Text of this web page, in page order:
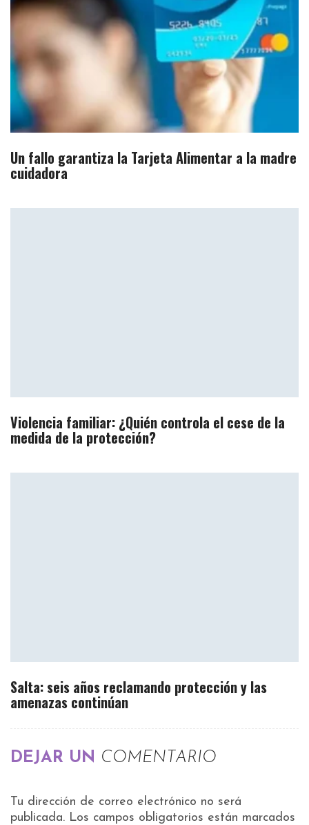
Un fallo garantiza la Tarjeta Alimentar a la madre
cuidadora
Violencia familiar: ¿Quién controla el cese de la
medida de la protección?
Salta: seis años reclamando protección y las
amenazas continúan
DEJAR UN COMENTARIO
Tu dirección de correo electrónico no será
publicada. Los campos obligatorios están marcados